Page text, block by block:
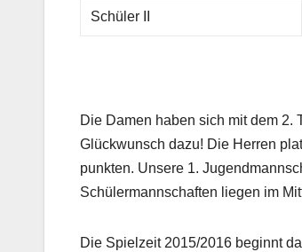
Schüler II
Die Damen haben sich mit dem 2.
Glückwunsch dazu! Die Herren
punkten. Unsere 1.
Schülermannschaften liegen im
Die Spielzeit 2015/2016 beginnt